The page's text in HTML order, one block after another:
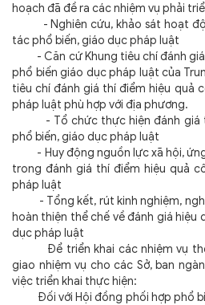
hoạch đã đề ra các nhiệm vụ phải
- Nghiên cứu, khảo sát hoạt
tác phổ biến, giáo dục pháp luật
- Căn cứ Khung tiêu chí đánh giá
phổ biến giáo dục pháp luật của
tiêu chí đánh giá thí điểm hiệu quả
pháp luật phù hợp với địa phương.
- Tổ chức thực hiện đánh giá
phổ biến, giáo dục pháp luật
- Huy động nguồn lực xã hội,
trong đánh giá thí điểm hiệu quả
pháp luật
- Tổng kết, rút kinh nghiệm,
hoàn thiện thể chế về đánh giá hiệu
dục pháp luật
Để triển khai các nhiệm vụ
giao nhiệm vụ cho các Sở, ban
việc triển khai thực hiện:
Đối với Hội đồng phối hợp phổ